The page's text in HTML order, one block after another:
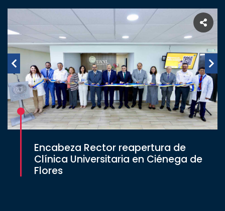
Encabeza Rector reapertura de
Clínica Universitaria en Ciénega de
Flores